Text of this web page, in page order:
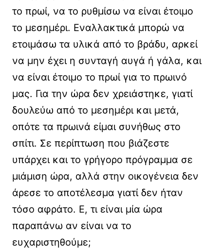
το πρωί, να το ρυθμίσω να είναι έτοιμο
το μεσημέρι. Εναλλακτικά μπορώ να
ετοιμάσω τα υλικά από το βράδυ, αρκεί
να μην έχει η συνταγή αυγά ή γάλα, και
να είναι έτοιμο το πρωί για το πρωινό
μας. Για την ώρα δεν χρειάστηκε, γιατί
δουλεύω από το μεσημέρι και μετά,
οπότε τα πρωινά είμαι συνήθως στο
σπίτι. Σε περίπτωση που βιάζεστε
υπάρχει και το γρήγορο πρόγραμμα σε
μιάμιση ώρα, αλλά στην οικογένεια δεν
άρεσε το αποτέλεσμα γιατί δεν ήταν
τόσο αφράτο. Ε, τι είναι μία ώρα
παραπάνω αν είναι να το
ευχαριστηθούμε;